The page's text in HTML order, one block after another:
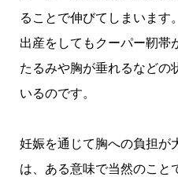
ることで伸びてしまいます。
出産をしてもクーパー靭帯
たるみや胸が垂れるなどの
いるのです。
妊娠を通じて胸への負担が
は、ある意味で当然のこと